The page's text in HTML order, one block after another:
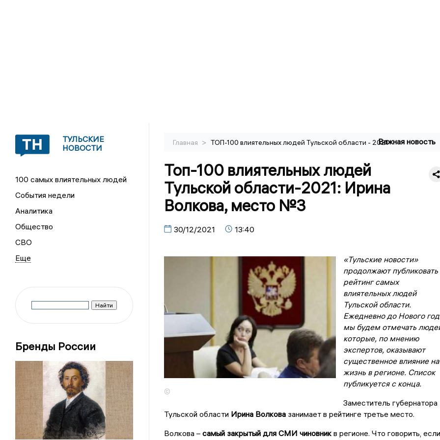
ТУЛЬСКИЕ
НОВОСТИ
100 самых влиятельных людей
События недели
Аналитика
Общество
СВО
Бренды России
Главная > ТОП-100 влиятельных людей Тульской области - 2021Важная новость
Топ-100 влиятельных людей
Тульской области-2021: Ирина
Волкова, место №3
30/12/2021 13:40
©
«Тульские новости»
продолжают публиковать
рейтинг самых
влиятельных людей
Тульской области.
Ежедневно до Нового
мы будем отмечать
которые, по мнению
экспертов, оказывают
существенное влияние на
жизнь в регионе. Список
публикуется с конца.
Заместитель губернатора
Тульской области Ирина Волковазанимает в рейтинге третье место.
Волкова – самый закрытый для СМИ чиновникв регионе. Что говорить, если